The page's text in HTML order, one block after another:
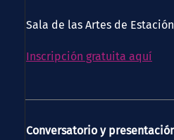
Sala de las Artes de
Inscripción gratuita aquí
Conversatorio y